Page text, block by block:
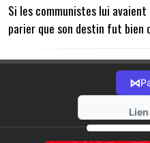
Si les communistes lui
parier que son destin fut
⋈